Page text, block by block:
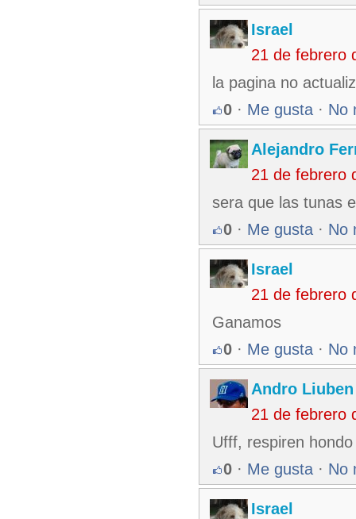
Israel
21 de febrero
la pagina no
0 · Me gusta · No
Alejandro
21 de febrero
sera que las tunas
0 · Me gusta · No
Israel
21 de febrero
Ganamos
0 · Me gusta · No
Andro Liuben
21 de febrero
Ufff, respiren
0 · Me gusta · No
Israel